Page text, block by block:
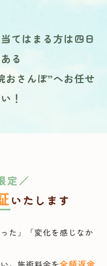
てはまる方は四日
る
おさんぽ”へお任せ
！
定／
いたします
た」「変化を感じなか